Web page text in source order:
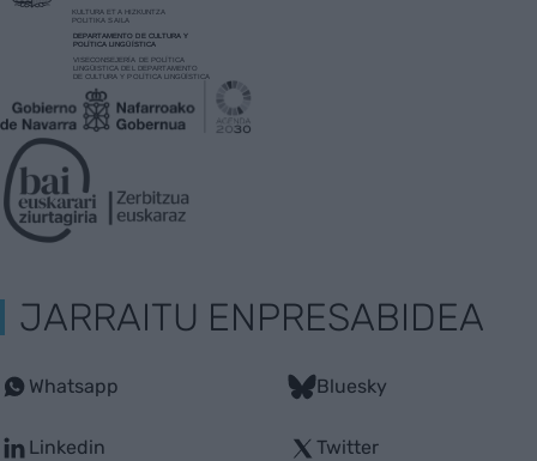
JARRAITU ENPRESABIDEA
Whatsapp
Linkedin
Bluesky
Twitter